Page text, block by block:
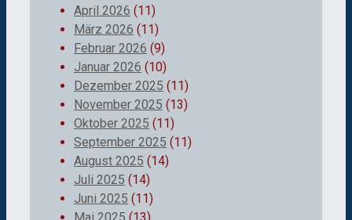
April 2026 (11)
März 2026 (11)
Februar 2026 (9)
Januar 2026 (10)
Dezember 2025 (11)
November 2025 (13)
Oktober 2025 (11)
September 2025 (11)
August 2025 (14)
Juli 2025 (14)
Juni 2025 (11)